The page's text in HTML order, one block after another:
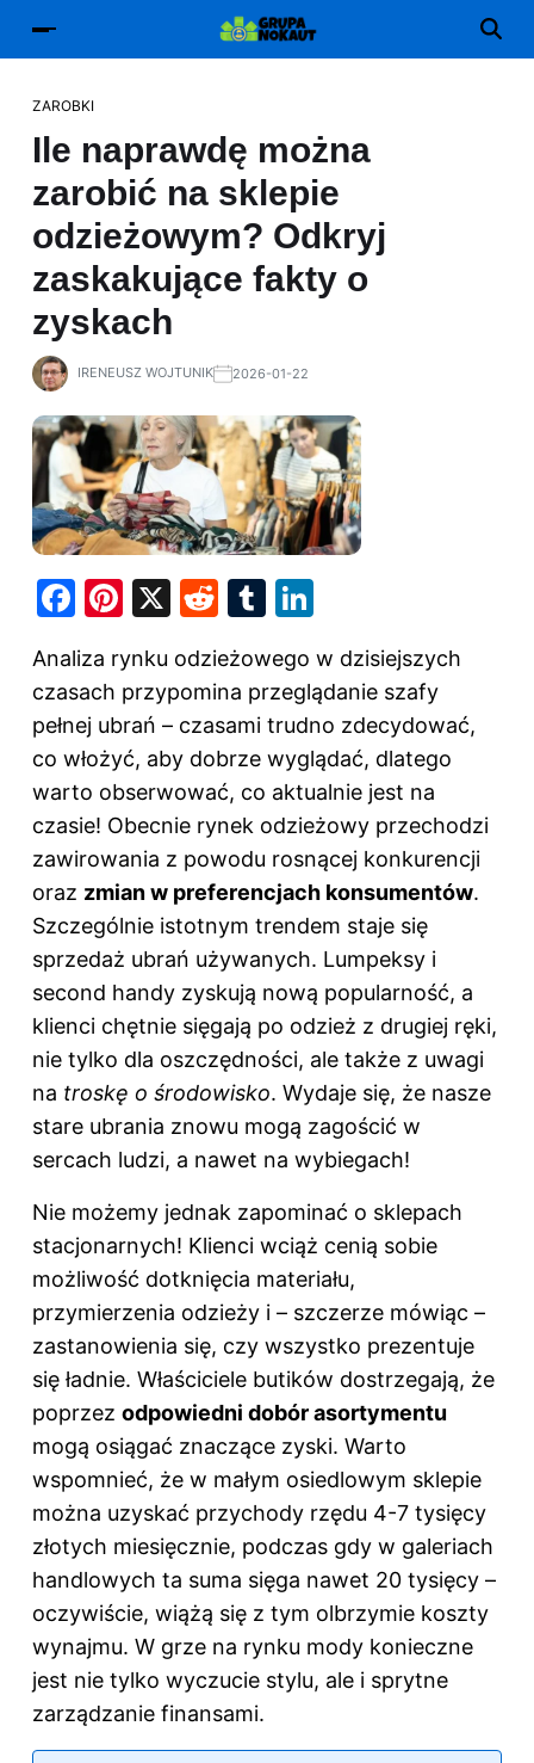
ZAROBKI
Ile naprawdę można
zarobić na sklepie
odzieżowym? Odkryj
zaskakujące fakty o
zyskach
IRENEUSZ WOJTUNIK 2026-01-22
F
c
e
b
o
o
k
Pi
er
e
st
X
R
d
di
t
T
m
bl
r
k
e
dI
n
Analiza rynku odzieżowego w dzisiejszych
czasach przypomina przeglądanie szafy
pełnej ubrań – czasami trudno zdecydować,
co włożyć, aby dobrze wyglądać, dlatego
warto obserwować, co aktualnie jest na
czasie! Obecnie rynek odzieżowy przechodzi
zawirowania z powodu rosnącej konkurencji
oraz zmian w preferencjach konsumentów.
Szczególnie istotnym trendem staje się
sprzedaż ubrań używanych. Lumpeksy i
second handy zyskują nową popularność, a
klienci chętnie sięgają po odzież z drugiej ręki,
nie tylko dla oszczędności, ale także z uwagi
na troskę o środowisko. Wydaje się, że nasze
stare ubrania znowu mogą zagościć w
sercach ludzi, a nawet na wybiegach!
Nie możemy jednak zapominać o sklepach
stacjonarnych! Klienci wciąż cenią sobie
możliwość dotknięcia materiału,
przymierzenia odzieży i – szczerze mówiąc –
zastanowienia się, czy wszystko prezentuje
się ładnie. Właściciele butików dostrzegają, że
poprzez odpowiedni dobór asortymentu
mogą osiągać znaczące zyski. Warto
wspomnieć, że w małym osiedlowym sklepie
można uzyskać przychody rzędu 4-7 tysięcy
złotych miesięcznie, podczas gdy w galeriach
handlowych ta suma sięga nawet 20 tysięcy –
oczywiście, wiążą się z tym olbrzymie koszty
wynajmu. W grze na rynku mody konieczne
jest nie tylko wyczucie stylu, ale i sprytne
zarządzanie finansami.